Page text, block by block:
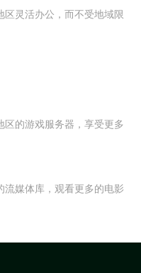
区灵活办公，而不受地域限
的游戏服务器，享受更多
流媒体库，观看更多的电影